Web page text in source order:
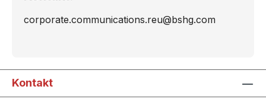
corporate.communications.reu@bshg.com
Kontakt